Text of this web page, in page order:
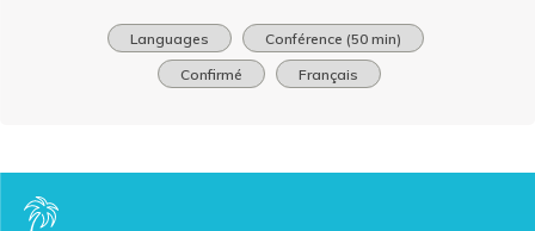
Languages
Conférence (50 min)
Confirmé
Français